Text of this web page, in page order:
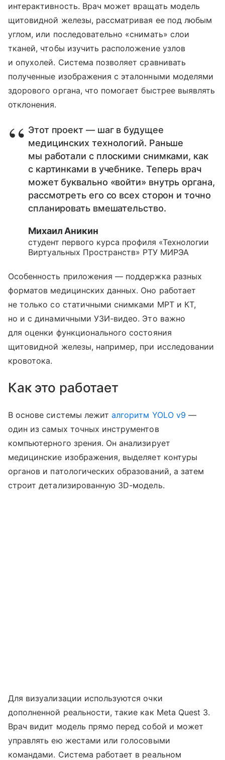
интерактивность. Врач может вращать модель
щитовидной железы, рассматривая ее под любым
углом, или последовательно «снимать» слои
тканей, чтобы изучить расположение узлов
и опухолей. Система позволяет сравнивать
полученные изображения с эталонными моделями
здорового органа, что помогает быстрее выявлять
отклонения.
Этот проект — шаг в будущее
медицинских технологий. Раньше
мы работали с плоскими снимками, как
с картинками в учебнике. Теперь врач
может буквально «войти» внутрь органа,
рассмотреть его со всех сторон и точно
спланировать вмешательство.
Михаил Аникин
студент первого курса профиля «Технологии
Виртуальных Пространств» РТУ МИРЭА
Особенность приложения — поддержка разных
форматов медицинских данных. Оно работает
не только со статичными снимками МРТ и КТ,
но и с динамичными УЗИ-видео. Это важно
для оценки функционального состояния
щитовидной железы, например, при исследовании
кровотока.
Как это работает
В основе системы лежиталгоритм YOLO v9 —
один из самых точных инструментов
компьютерного зрения. Он анализирует
медицинские изображения, выделяет контуры
органов и патологических образований, а затем
строит детализированную 3D-модель.
Для визуализации используются очки
дополненной реальности, такие как Meta Quest 3.
Врач видит модель прямо перед собой и может
управлять ею жестами или голосовыми
командами. Система работает в реальном